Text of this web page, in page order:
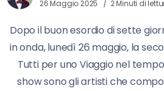
26 Maggio 2025 2 Minuti di
Dopo il buon esordio di sette
in onda, lunedì 26 maggio, la
Tutti per uno Viaggio nel
show sono gli artisti che